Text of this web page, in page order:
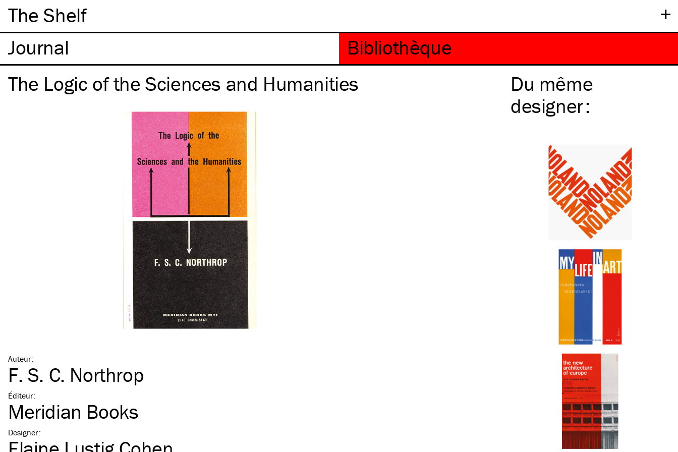
+
The Shelf
The Logic of the Sciences and Humanities
Auteur:
F. S. C. Northrop
Éditeur:
Meridian Books
Designer:
Du même
designer: